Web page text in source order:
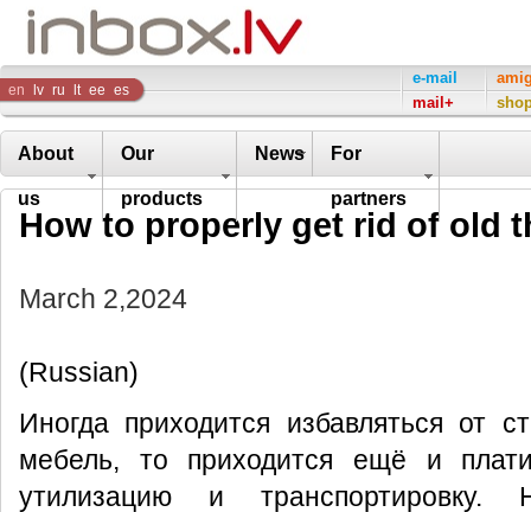
Inbox
Company
en lv ru lt ee es
e-mail
mail+
About
us
Our
products
News For
partners
How to properly get rid of old
March 2,2024
(Russian)
Иногда приходится избавляться от
мебель, то приходится ещё и
утилизацию и